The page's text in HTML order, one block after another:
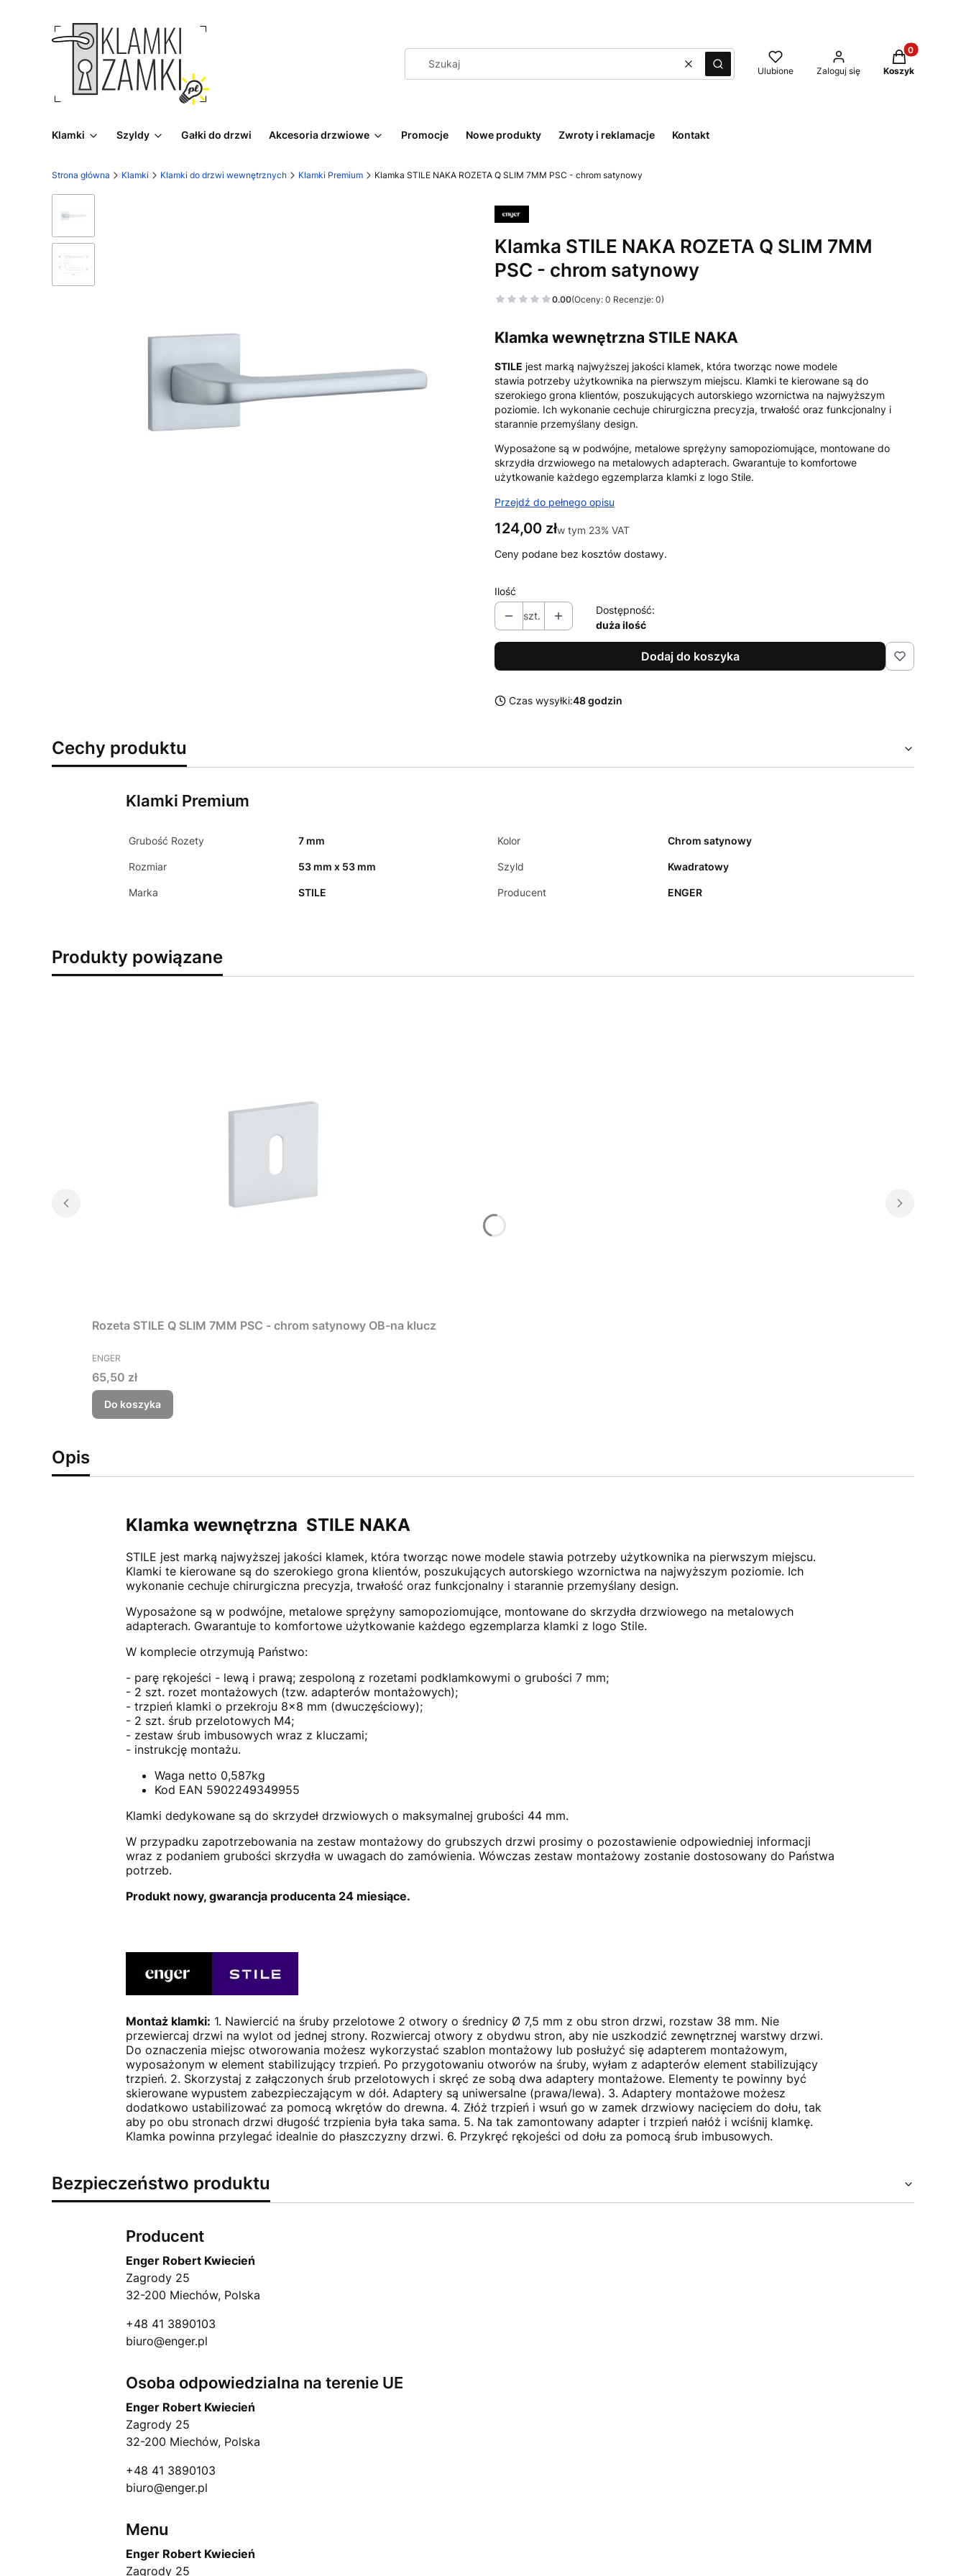
WyczyśćSzukaj Ulubione Zaloguj się
Produkty w
Koszyk
Klamki Szyldy Gałki do drzwi Akcesoria drzwiowe Promocje Nowe produkty Zwroty i reklamacje Kontakt
Strona główna Klamki Klamki do drzwi wewnętrznych Klamki Premium Klamka STILE NAKA ROZETA Q SLIM 7MM PSC - chrom satynowy
Klamka STILE NAKA ROZETA Q SLIM 7MM
PSC - chrom satynowy
0.00(Oceny: 0 Recenzje: 0)
Klamka wewnętrzna STILE NAKA
STILE jest marką najwyższej jakości klamek, która tworząc nowe modele
stawia potrzeby użytkownika na pierwszym miejscu. Klamki te kierowane są do
szerokiego grona klientów, poszukujących autorskiego wzornictwa na najwyższym
poziomie. Ich wykonanie cechuje chirurgiczna precyzja, trwałość oraz funkcjonalny i
starannie przemyślany design.
Wyposażone są w podwójne, metalowe sprężyny samopoziomujące, montowane do
skrzydła drzwiowego na metalowych adapterach. Gwarantuje to komfortowe
użytkowanie każdego egzemplarza klamki z logo Stile.
Przejdź do pełnego opisu
Cena
124,00 złw tym 23% VAT
w tym 23% VAT
Ceny podane bez kosztów dostawy.
Ilość
szt.
Dostępność:
duża ilość
Dodaj do koszyka
Czas wysyłki:48 godzin
Cechy produktu
Klamki Premium
Grubość Rozety 7 mm Kolor Chrom satynowy
Rozmiar 53 mm x 53 mm Szyld Kwadratowy
Marka STILE Producent ENGER
Produkty powiązane
Rozeta STILE Q SLIM 7MM PSC - chrom satynowy OB-na klucz
PRODUCENT
ENGER
Cena
65,50 zł
Do koszyka
Opis
Klamka wewnętrzna STILE NAKA
STILE jest marką najwyższej jakości klamek, która tworząc nowe modele stawia potrzeby użytkownika na pierwszym miejscu.
Klamki te kierowane są do szerokiego grona klientów, poszukujących autorskiego wzornictwa na najwyższym poziomie. Ich
wykonanie cechuje chirurgiczna precyzja, trwałość oraz funkcjonalny i starannie przemyślany design.
Wyposażone są w podwójne, metalowe sprężyny samopoziomujące, montowane do skrzydła drzwiowego na metalowych
adapterach. Gwarantuje to komfortowe użytkowanie każdego egzemplarza klamki z logo Stile.
W komplecie otrzymują Państwo:
- parę rękojeści - lewą i prawą; zespoloną z rozetami podklamkowymi o grubości 7 mm;
- 2 szt. rozet montażowych (tzw. adapterów montażowych);
- trzpień klamki o przekroju 8x8 mm (dwuczęściowy);
- 2 szt. śrub przelotowych M4;
- zestaw śrub imbusowych wraz z kluczami;
- instrukcję montażu.
Waga netto 0,587kg
Kod EAN 5902249349955
Klamki dedykowane są do skrzydeł drzwiowych o maksymalnej grubości 44 mm.
W przypadku zapotrzebowania na zestaw montażowy do grubszych drzwi prosimy o pozostawienie odpowiedniej informacji
wraz z podaniem grubości skrzydła w uwagach do zamówienia. Wówczas zestaw montażowy zostanie dostosowany do Państwa
potrzeb.
Produkt nowy, gwarancja producenta 24 miesiące.
Montaż klamki: 1. Nawiercić na śruby przelotowe 2 otwory o średnicy Ø 7,5 mm z obu stron drzwi, rozstaw 38 mm. Nie
przewiercaj drzwi na wylot od jednej strony. Rozwiercaj otwory z obydwu stron, aby nie uszkodzić zewnętrznej warstwy drzwi.
Do oznaczenia miejsc otworowania możesz wykorzystać szablon montażowy lub posłużyć się adapterem montażowym,
wyposażonym w element stabilizujący trzpień. Po przygotowaniu otworów na śruby, wyłam z adapterów element stabilizujący
trzpień. 2. Skorzystaj z załączonych śrub przelotowych i skręć ze sobą dwa adaptery montażowe. Elementy te powinny być
skierowane wypustem zabezpieczającym w dół. Adaptery są uniwersalne (prawa/lewa). 3. Adaptery montażowe możesz
dodatkowo ustabilizować za pomocą wkrętów do drewna. 4. Złóż trzpień i wsuń go w zamek drzwiowy nacięciem do dołu, tak
aby po obu stronach drzwi długość trzpienia była taka sama. 5. Na tak zamontowany adapter i trzpień nałóż i wciśnij klamkę.
Klamka powinna przylegać idealnie do płaszczyzny drzwi. 6. Przykręć rękojeści od dołu za pomocą śrub imbusowych.
Bezpieczeństwo produktu
Producent
Enger Robert Kwiecień
Zagrody 25
32-200 Miechów, Polska
+48 41 3890103
biuro@enger.pl
Osoba odpowiedzialna na terenie UE
Enger Robert Kwiecień
Zagrody 25
32-200 Miechów, Polska
+48 41 3890103
biuro@enger.pl
Menu
Enger Robert Kwiecień
Zagrody 25